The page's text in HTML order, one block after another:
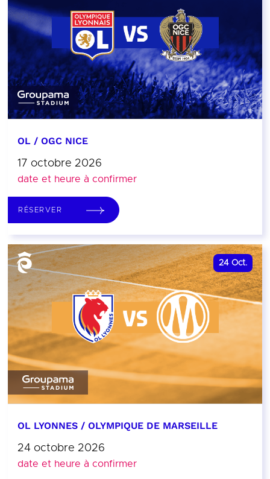
OL / OGC NICE
17 octobre 2026
date et heure à confirmer
RÉSERVER
24 Oct.
OL LYONNES / OLYMPIQUE DE MARSEILLE
24 octobre 2026
date et heure à confirmer